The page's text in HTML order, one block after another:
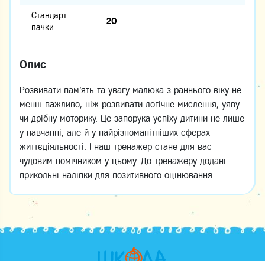
Стандарт
пачки
20
Опис
Розвивати пам'ять та увагу малюка з раннього віку не
менш важливо, ніж розвивати логічне мислення, уяву
чи дрібну моторику. Це запорука успіху дитини не лише
у навчанні, але й у найрізноманітніших сферах
життєдіяльності. І наш тренажер стане для вас
чудовим помічником у цьому. До тренажеру додані
прикольні наліпки для позитивного оцінювання.